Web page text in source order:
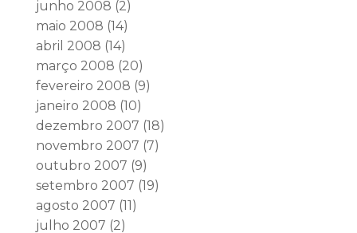
junho 2008 (2)
maio 2008 (14)
abril 2008 (14)
março 2008 (20)
fevereiro 2008 (9)
janeiro 2008 (10)
dezembro 2007 (18)
novembro 2007 (7)
outubro 2007 (9)
setembro 2007 (19)
agosto 2007 (11)
julho 2007 (2)